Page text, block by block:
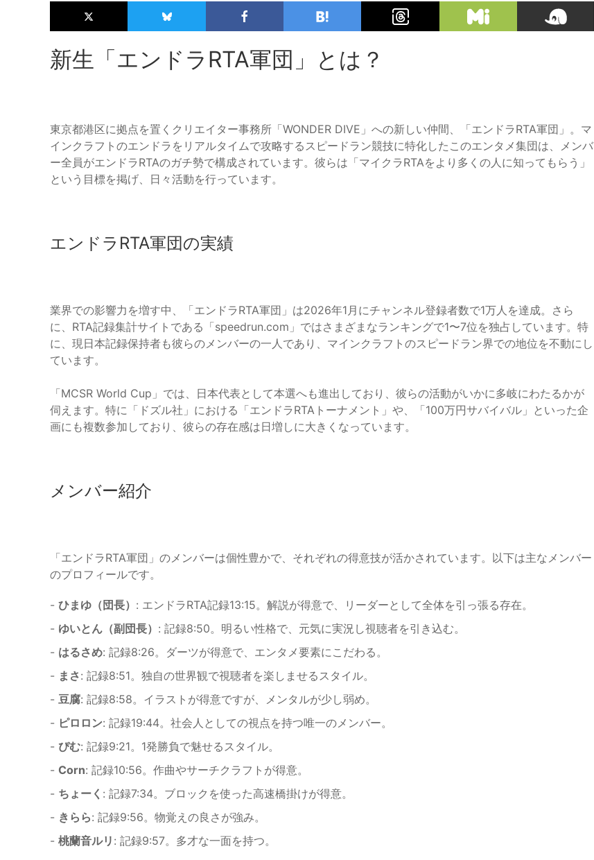
新生「エンドラRTA軍団」とは？
東京都港区に拠点を置くクリエイター事務所「WONDER DIVE」への新しい仲間、「エンドラRTA軍団」。マ
インクラフトのエンドラをリアルタイムで攻略するスピードラン競技に特化したこのエンタメ集団は、メンバ
ー全員がエンドラRTAのガチ勢で構成されています。彼らは「マイクラRTAをより多くの人に知ってもらう」
という目標を掲げ、日々活動を行っています。
エンドラRTA軍団の実績
業界での影響力を増す中、「エンドラRTA軍団」は2026年1月にチャンネル登録者数で1万人を達成。さら
に、RTA記録集計サイトである「speedrun.com」ではさまざまなランキングで1〜7位を独占しています。特
に、現日本記録保持者も彼らのメンバーの一人であり、マインクラフトのスピードラン界での地位を不動にし
ています。
「MCSR World Cup」では、日本代表として本選へも進出しており、彼らの活動がいかに多岐にわたるかが
伺えます。特に「ドズル社」における「エンドラRTAトーナメント」や、「100万円サバイバル」といった企
画にも複数参加しており、彼らの存在感は日増しに大きくなっています。
メンバー紹介
「エンドラRTA軍団」のメンバーは個性豊かで、それぞれの得意技が活かされています。以下は主なメンバー
のプロフィールです。
- ひまゆ（団長） : エンドラRTA記録13:15。解説が得意で、リーダーとして全体を引っ張る存在。
- ゆいとん（副団長） : 記録8:50。明るい性格で、元気に実況し視聴者を引き込む。
- はるさめ: 記録8:26。ダーツが得意で、エンタメ要素にこだわる。
- まさ: 記録8:51。独自の世界観で視聴者を楽しませるスタイル。
- 豆腐: 記録8:58。イラストが得意ですが、メンタルが少し弱め。
- ピロロン: 記録19:44。社会人としての視点を持つ唯一のメンバー。
- ぴむ: 記録9:21。1発勝負で魅せるスタイル。
- Corn: 記録10:56。作曲やサーチクラフトが得意。
- ちょーく : 記録7:34。ブロックを使った高速橋掛けが得意。
- きらら: 記録9:56。物覚えの良さが強み。
- 桃蘭音ルリ : 記録9:57。多才な一面を持つ。